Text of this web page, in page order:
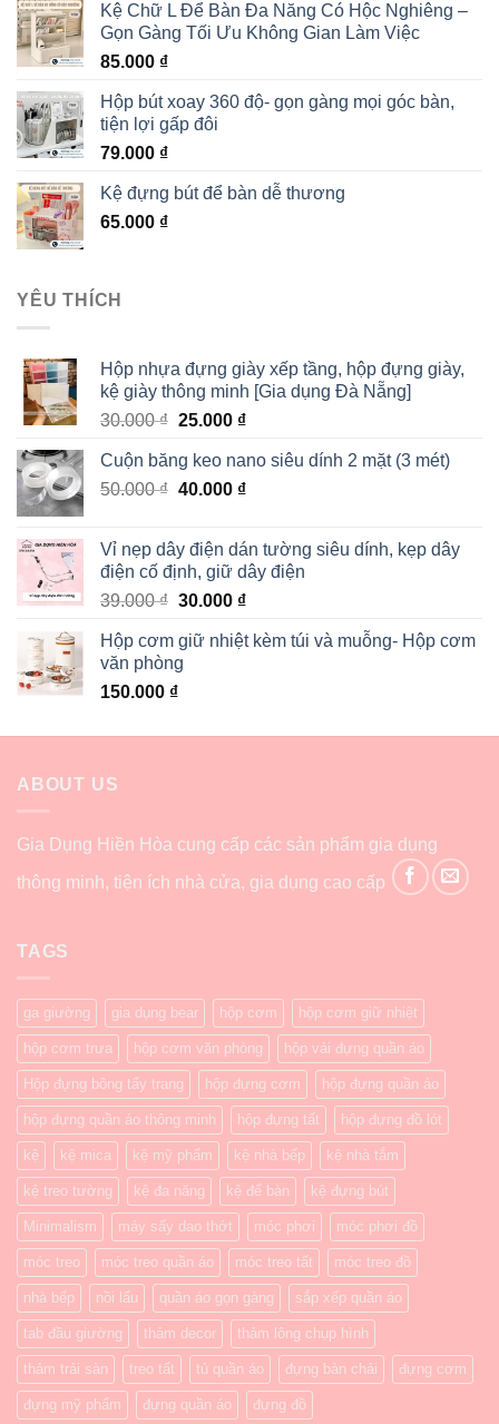
Kệ Chữ L Để Bàn Đa Năng Có Hộc Nghiêng –
Gọn Gàng Tối Ưu Không Gian Làm Việc
85.000 ₫
Hộp bút xoay 360 độ- gọn gàng mọi góc bàn,
tiện lợi gấp đôi
79.000 ₫
Kệ đựng bút để bàn dễ thương
65.000 ₫
YÊU THÍCH
Hộp nhựa đựng giày xếp tầng, hộp đựng giày,
kệ giày thông minh [Gia dụng Đà Nẵng]
30.000₫ 25.000 ₫
Cuộn băng keo nano siêu dính 2 mặt (3 mét)
50.000₫ 40.000 ₫
Vỉ nẹp dây điện dán tường siêu dính, kẹp dây
điện cố định, giữ dây điện
39.000₫ 30.000 ₫
Hộp cơm giữ nhiệt kèm túi và muỗng- Hộp cơm
văn phòng
150.000 ₫
ABOUT US
Gia Dụng Hiền Hòa cung cấp các sản phẩm gia dụng
thông minh, tiện ích nhà cửa, gia dụng cao cấp
TAGS
ga giường gia dụng bear hộp cơm hộp cơm giữ nhiệt
hộp cơm trưa hộp cơm văn phòng hộp vải đựng quần áo
Hộp đựng bông tẩy trang hộp đựng cơm hộp đựng quần áo
hộp đựng quần áo thông minh hộp đựng tất hộp đựng đồ lót
kệ kệ mica kệ mỹ phẩm kệ nhà bếp kệ nhà tắm
kệ treo tường kệ đa năng kệ để bàn kệ đựng bút
Minimalism máy sấy dao thớt móc phơi móc phơi đồ
móc treo móc treo quần áo móc treo tất móc treo đồ
nhà bếp nồi lẩu quần áo gọn gàng sắp xếp quần áo
tab đầu giường thảm decor thảm lông chụp hình
thảm trải sàn treo tất tủ quần áo đựng bàn chải đựng cơm
đựng mỹ phẩm đựng quần áo đựng đồ